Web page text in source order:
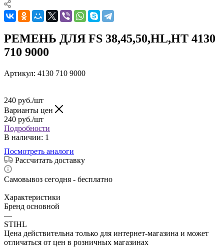
РЕМЕНЬ ДЛЯ FS 38,45,50,HL,HT 4130
710 9000
Артикул: 4130 710 9000
240 руб./шт
Варианты цен
240 руб./шт
Подробности
В наличии: 1
Посмотреть аналоги
Рассчитать доставку
Самовывоз сегодня - бесплатно
Характеристики
Бренд основной
—
STIHL
Цена действительна только для интернет-магазина и может
отличаться от цен в розничных магазинах